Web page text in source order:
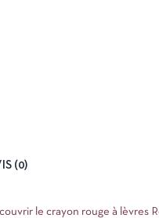
(0)
le crayon rouge à lèvres